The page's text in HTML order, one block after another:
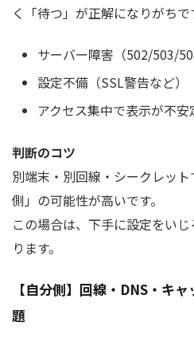
く「待つ」が正解になりがちで
サーバー障害（502/503/
設定不備（SSL警告など）
アクセス集中で表示が不安
判断のコツ
別端末・別回線・シークレッ
側」の可能性が高いです。
この場合は、下手に設定をいじ
ります。
【自分側】回線・DNS・キ
題